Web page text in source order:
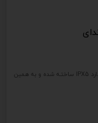
کارواش چهار کاره HP1513 با بهره‌مندی از استاندارد IPX5 ساختـه شده و به همین